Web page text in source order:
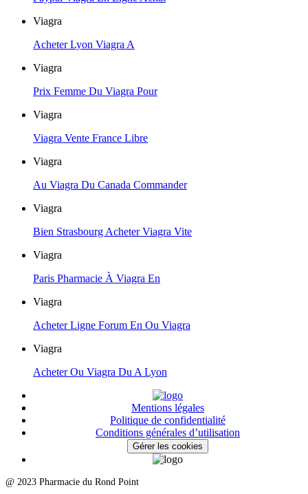
Viagra
Acheter Lyon Viagra A
Viagra
Prix Femme Du Viagra Pour
Viagra
Viagra Vente France Libre
Viagra
Au Viagra Du Canada Commander
Viagra
Bien Strasbourg Acheter Viagra Vite
Viagra
Paris Pharmacie À Viagra En
Viagra
Acheter Ligne Forum En Ou Viagra
Viagra
Acheter Ou Viagra Du A Lyon
Mentions légales
Politique de confidentialité
Conditions générales d’utilisation
Gérer les cookies
@ 2023 Pharmacie du Rond Point